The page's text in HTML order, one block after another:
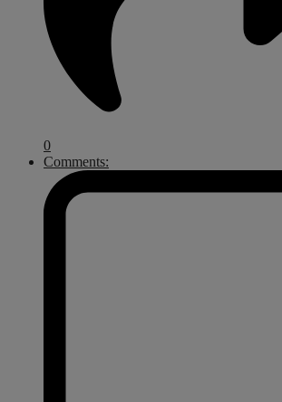
0
Comments: